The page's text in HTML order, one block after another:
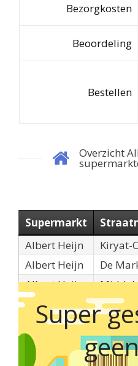
Bezorgkosten
Beoordeling
Bestellen
Overzicht
Supermarkt
Albert Heijn
Kiryat-
Albert Heijn
De
Albert Heijn
Super